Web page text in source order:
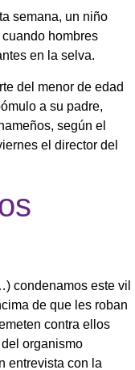
semana, un niño
hombres
en la selva.
del menor de edad
a su padre,
según el
el director del
condenamos este vil
de que les roban
contra ellos
organismo
entrevista con la